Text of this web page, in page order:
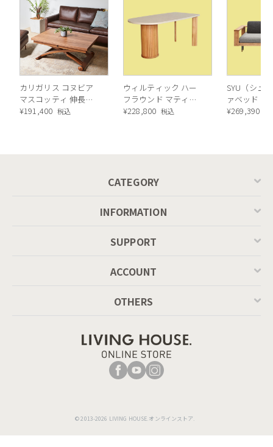
カリガリス コヌビア
マスコッティ 伸長・
昇降式テーブル ／
¥191,400 税込
ウィルティック ハー
フラウンド マティエ
ラ塗装 ダイニングテ
¥228,800 税込
SYU（シュ
ァベッド（
ル）190cm
¥269,390
CATEGORY
INFORMATION
SUPPORT
ACCOUNT
OTHERS
© 2013-2026 LIVING HOUSE.オンラインストア.